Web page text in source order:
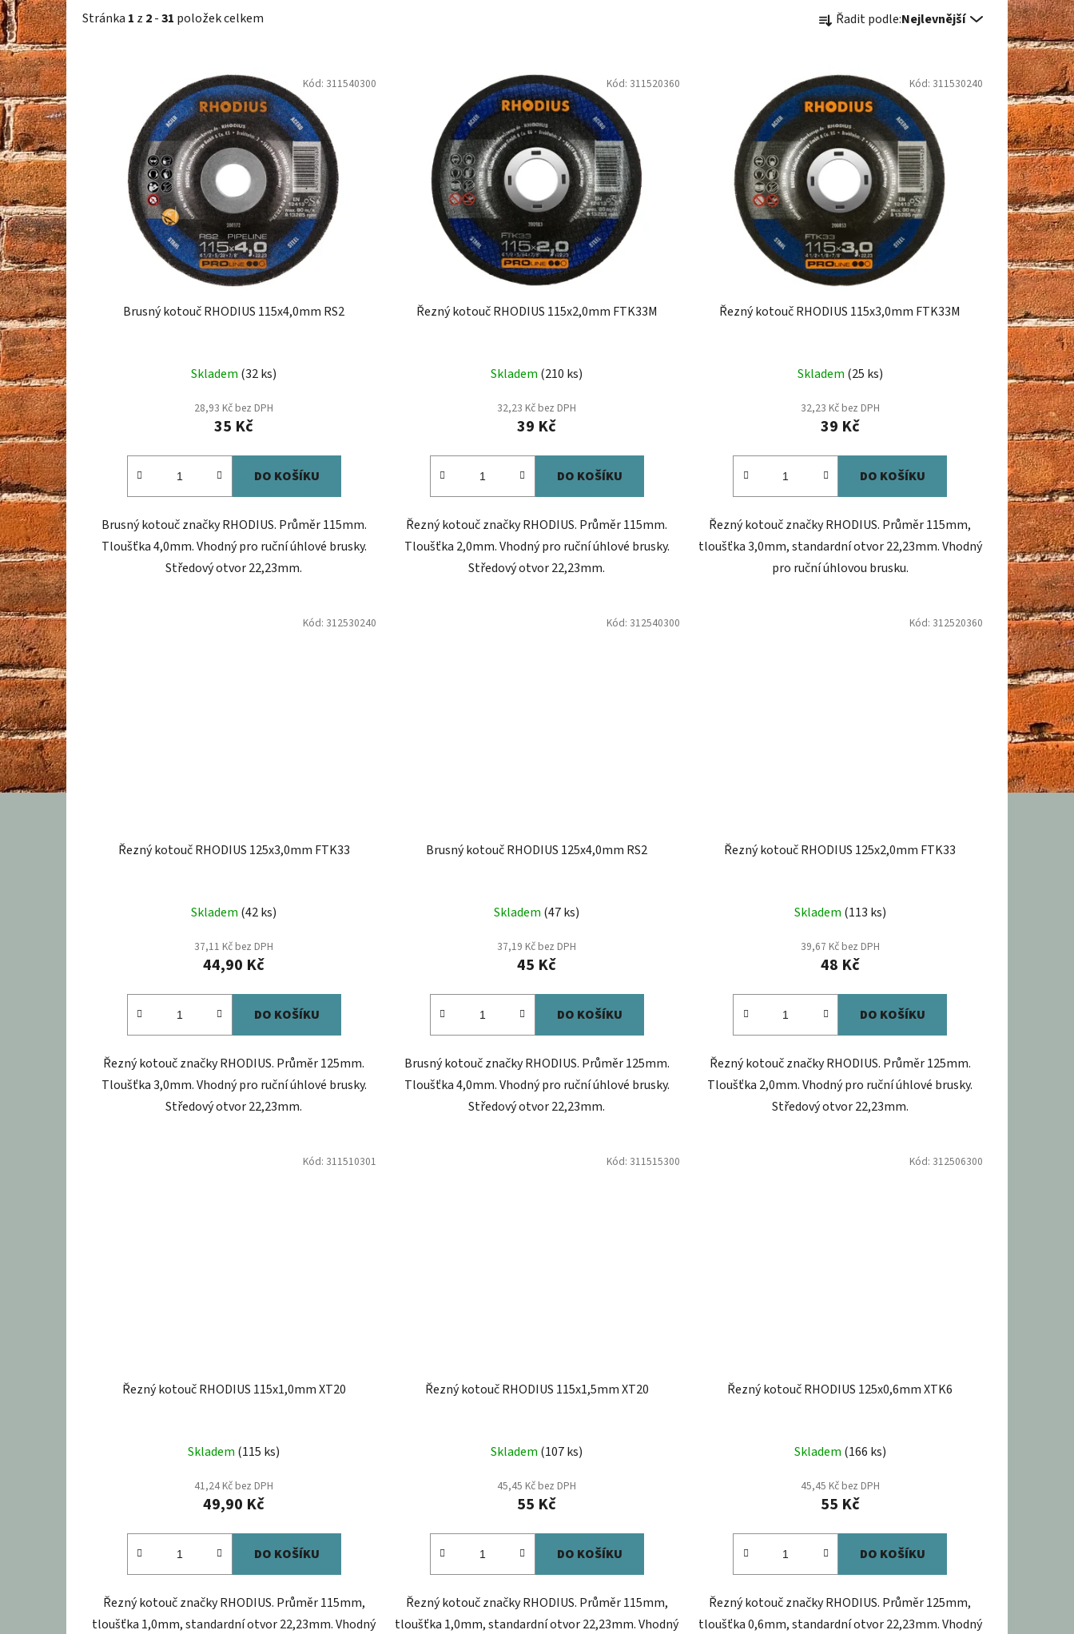
Stránka 1 z 2-31 položek celkem
a
e
n
í
p
r
o
d
u
k
t
ů
Řadit podle:Nejlevnější
Brusný kotouč RHODIUS 115x4,0mm RS2
Skladem (32 ks)
28,93 Kč bez DPH
35 Kč
DO KOŠÍKU
Brusný kotouč značky RHODIUS. Průměr 115mm.
Tloušťka 4,0mm. Vhodný pro ruční úhlové brusky.
Středový otvor 22,23mm.
Kód: 311540300
Řezný kotouč RHODIUS 115x2,0mm FTK33M
Skladem (210 ks)
32,23 Kč bez DPH
39 Kč
DO KOŠÍKU
Řezný kotouč značky RHODIUS. Průměr 115mm.
Tloušťka 2,0mm. Vhodný pro ruční úhlové brusky.
Středový otvor 22,23mm.
Kód: 311520360
Řezný kotouč RHODIUS 115x3,0mm FTK33M
Skladem (25 ks)
32,23 Kč bez DPH
39 Kč
DO KOŠÍKU
Řezný kotouč značky RHODIUS. Průměr 115mm,
tloušťka 3,0mm, standardní otvor 22,23mm. Vhodný
pro ruční úhlovou brusku.
Kód: 311530240
Řezný kotouč RHODIUS 125x3,0mm FTK33
Skladem (42 ks)
37,11 Kč bez DPH
44,90 Kč
DO KOŠÍKU
Řezný kotouč značky RHODIUS. Průměr 125mm.
Tloušťka 3,0mm. Vhodný pro ruční úhlové brusky.
Středový otvor 22,23mm.
Kód: 312530240
Brusný kotouč RHODIUS 125x4,0mm RS2
Skladem (47 ks)
37,19 Kč bez DPH
45 Kč
DO KOŠÍKU
Brusný kotouč značky RHODIUS. Průměr 125mm.
Tloušťka 4,0mm. Vhodný pro ruční úhlové brusky.
Středový otvor 22,23mm.
Kód: 312540300
Řezný kotouč RHODIUS 125x2,0mm FTK33
Skladem (113 ks)
39,67 Kč bez DPH
48 Kč
DO KOŠÍKU
Řezný kotouč značky RHODIUS. Průměr 125mm.
Tloušťka 2,0mm. Vhodný pro ruční úhlové brusky.
Středový otvor 22,23mm.
Kód: 312520360
Řezný kotouč RHODIUS 115x1,0mm XT20
Skladem (115 ks)
41,24 Kč bez DPH
49,90 Kč
DO KOŠÍKU
Řezný kotouč značky RHODIUS. Průměr 115mm,
tloušťka 1,0mm, standardní otvor 22,23mm. Vhodný
Kód: 311510301
Řezný kotouč RHODIUS 115x1,5mm XT20
Skladem (107 ks)
45,45 Kč bez DPH
55 Kč
DO KOŠÍKU
Řezný kotouč značky RHODIUS. Průměr 115mm,
tloušťka 1,0mm, standardní otvor 22,23mm. Vhodný
Kód: 311515300
Řezný kotouč RHODIUS 125x0,6mm XTK6
Skladem (166 ks)
45,45 Kč bez DPH
55 Kč
DO KOŠÍKU
Řezný kotouč značky RHODIUS. Průměr 125mm,
tloušťka 0,6mm, standardní otvor 22,23mm. Vhodný
Kód: 312506300